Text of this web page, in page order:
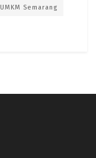
UMKM Semarang